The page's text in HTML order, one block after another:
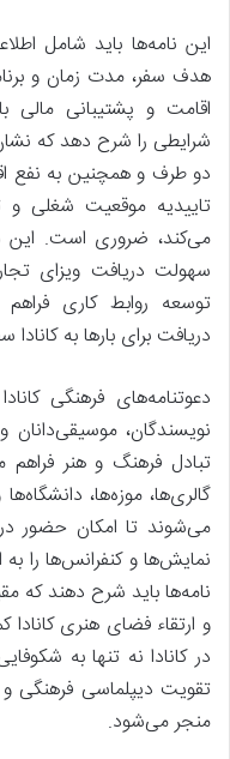
این نامه‌ها باید شامل
هدف سفر، مدت زمان و
اقامت و پشتیبانی مالی
شرایطی را شرح دهد که
دو طرف و همچنین به نفع
تاییدیه موقعیت شغلی و
می‌کند، ضروری است. این
سهولت دریافت ویزای
توسعه روابط کاری
دریافت برای بارها به
دعوتنامه‌های فرهنگی
نویسندگان، موسیقی‌دانان
تبادل فرهنگ و هنر فراهم
گالری‌ها، موزه‌ها،
می‌شوند تا امکان حضور در
نمایش‌ها و کنفرانس‌ها را
نامه‌ها باید شرح دهند که
و ارتقاء فضای هنری
در کانادا نه تنها به
تقویت دیپلماسی فرهنگی
منجر می‌شود.